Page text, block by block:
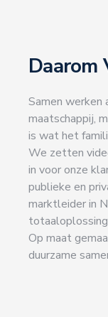
Daarom
Samen werken
maatschappij,
is wat het
We zetten
in voor onze
publieke en
marktleider in
Op maat
duurzame